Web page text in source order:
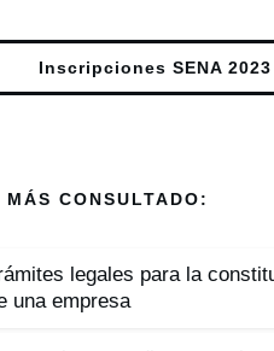
Inscripciones SENA 2023
MÁS CONSULTADO:
legales para la
una empresa